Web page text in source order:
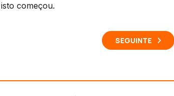
começou.
SEGUINTE